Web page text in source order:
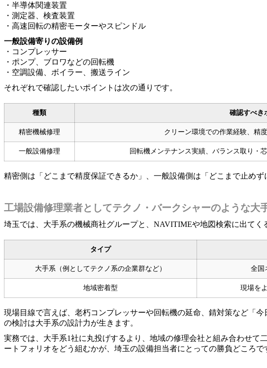
・半導体関連装置
・測定器、検査装置
・高速回転の精密モーターやスピンドル
一般設備寄りの設備例
・コンプレッサー
・ポンプ、ブロワなどの回転機
・空調設備、ボイラー、搬送ライン
それぞれで確認したいポイントは次の通りです。
種類 確認すべき
精密機械修理 クリーン環境での作業経験、精
一般設備修理 回転機メンテナンス実績、バランス取り・
精密側は「どこまで精度保証できるか」、一般設備側は「どこまで止めず
工場設備修理業者としてテクノ・バークシャーのような大
埼玉では、大手系の機械商社グループと、NAVITIMEや地図検索に出て
タイプ
大手系（例としてテクノ系の企業群など） 全国
地域密着型 現場を
現場目線で言えば、老朽コンプレッサーや回転機の延命、錆対策など「
の検討は大手系の設計力が生きます。
実務では、大手系1社に丸投げするより、地域の修理会社と組み合わせ
ートフォリオをどう組むかが、埼玉の設備担当者にとっての勝負どころで